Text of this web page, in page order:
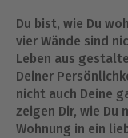
Du bist, wie Du
vier Wände sind
Leben aus
Deiner
nicht auch Deine
zeigen Dir, wie Du
Wohnung in ein